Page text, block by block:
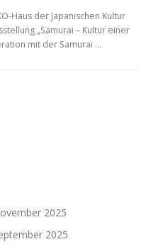
Haus der Japanischen Kultur
„Samurai – Kultur einer
mit der Samurai …
2025
2025